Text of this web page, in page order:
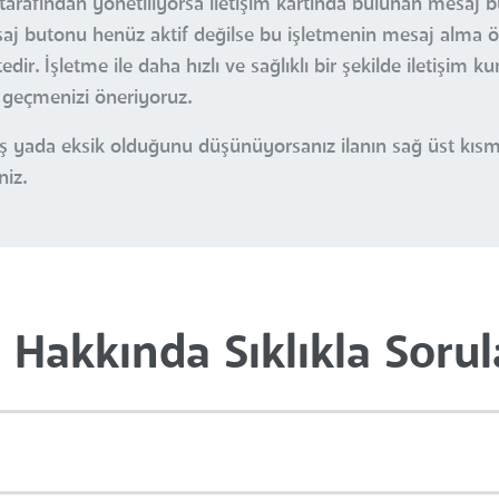
yönetiliyorsa iletişim kartında bulunan mesaj
butonu henüz aktif değilse bu işletmenin mesaj alma
İşletme ile daha hızlı ve sağlıklı bir şekilde iletişim
geçmenizi öneriyoruz.
yada eksik olduğunu düşünüyorsanız ilanın sağ üst
Sıklıkla